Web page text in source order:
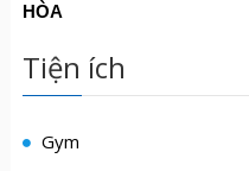
HÒA
Tiện ích
Gym